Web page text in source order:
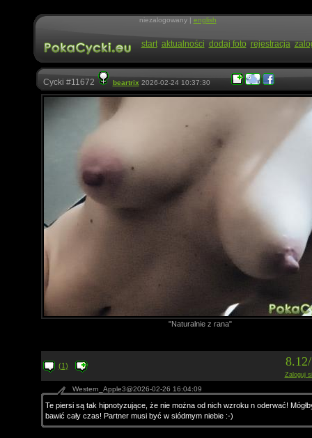
niezalogowany | english
start aktualności dodaj foto rejestracja
Cycki #11672 beartrix 2026-02-24 10:37:30
"Naturalnie z rana"
(1)
Zaloguj
Western_Apple3@2026-02-26 16:04:09
Te piersi są tak hipnotyzujące, że nie można od nich wzroku n oderwać!
bawić cały czas! Partner musi być w siódmym niebie :-)